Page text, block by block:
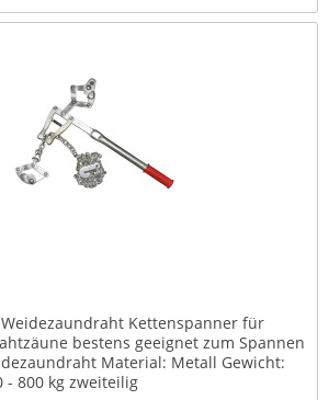
Kettenspanner für
bestens geeignet zum Spannen
Material: Metall Gewicht:
- 800 kg zweiteilig